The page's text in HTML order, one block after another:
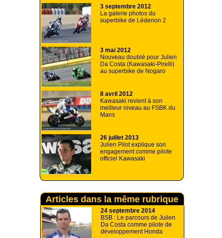
3 septembre 2012
La galerie photos du
superbike de Lédenon 2
3 mai 2012
Nouveau doublé pour Julien
Da Costa (Kawasaki-Pirelli)
au superbike de Nogaro
8 avril 2012
Kawasaki revient à son
meilleur niveau au FSBK du
Mans
26 juillet 2013
Julien Pilot explique son
engagement comme pilote
officiel Kawasaki
Articles dans la même rubrique
24 septembre 2014
BSB : Le parcours de Julien
Da Costa comme pilote de
développement Honda